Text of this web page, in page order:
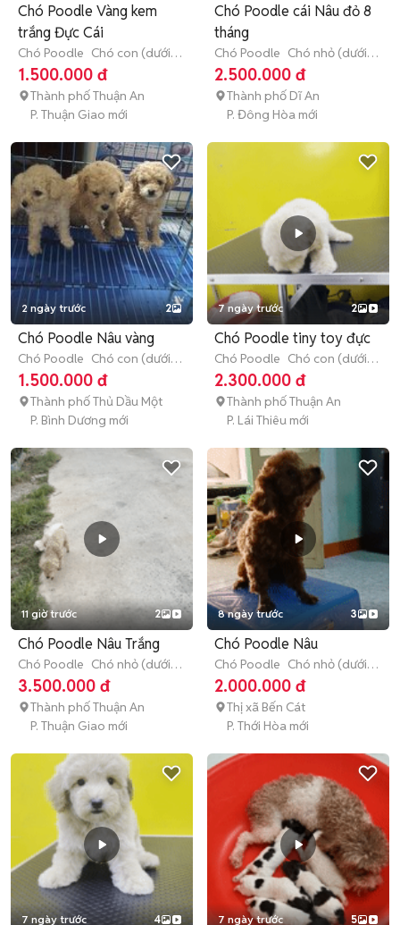
Chó Poodle Vàng kem
trắng Đực Cái
Chó Poodle Chó con (dưới 3
tháng tuổi)
1.500.000 đ
Thành phố Thuận An
P. Thuận Giao mới
Chó Poodle cái Nâu đỏ 8
tháng
Chó Poodle Chó nhỏ (dưới 1
năm tuổi)
2.500.000 đ
Thành phố Dĩ An
P. Đông Hòa mới
2 ngày trước 2
Chó Poodle Nâu vàng
Chó Poodle Chó con (dưới 3
tháng tuổi)
1.500.000 đ
Thành phố Thủ Dầu Một
P. Bình Dương mới
7 ngày trước 2
Chó Poodle tiny toy đực
Chó Poodle Chó con (dưới 3
tháng tuổi)
2.300.000 đ
Thành phố Thuận An
P. Lái Thiêu mới
11 giờ trước 2
Chó Poodle Nâu Trắng
Chó Poodle Chó nhỏ (dưới 1
năm tuổi)
3.500.000 đ
Thành phố Thuận An
P. Thuận Giao mới
8 ngày trước 3
Chó Poodle Nâu
Chó Poodle Chó nhỏ (dưới 1
năm tuổi)
2.000.000 đ
Thị xã Bến Cát
P. Thới Hòa mới
7 ngày trước 4 7 ngày trước 5